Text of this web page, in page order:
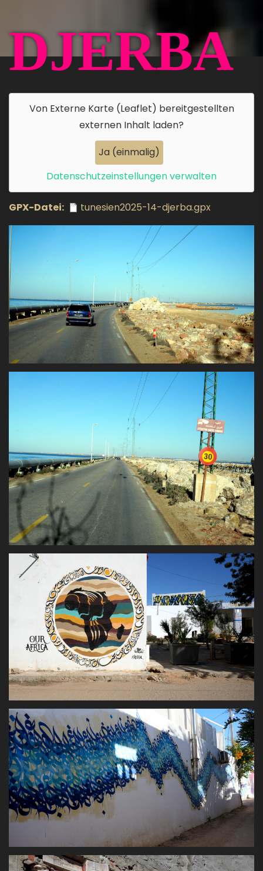
DJERBA
Von Externe Karte (Leaflet) bereitgestellten
externen Inhalt laden?
Ja (einmalig)
Datenschutzeinstellungen verwalten
GPX-Datei tunesien2025-14-djerba.gpx